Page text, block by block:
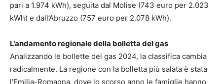
pari a 1.974 kWh), seguita dal Molise (743 euro per 2.023
kWh) e dall’Abruzzo (757 euro per 2.078 kWh).
L’andamento regionale della bolletta del gas
Analizzando le bollette del gas 2024, la classifica cambia
radicalmente. La regione con la bolletta più salata è stata
l’Emilia-Romagna, dove lo scorso anno le famiglie hanno